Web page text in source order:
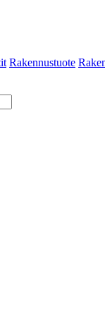
Rakennustuote